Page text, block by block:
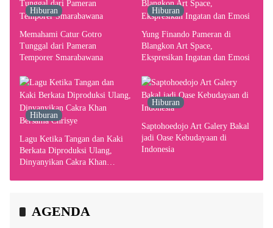
Hiburan
Memahami Catur Gotro
Tunggal dari Pameran
Temporer Smarabawana
Hiburan
Yung Finando Pameran di
Blangkon Art Space,
Ekspresikan Ingatan dan Emosi
Hiburan
Lagu Ketika Tangan dan Kaki
Berkata Diproduksi Ulang,
Dinyanyikan Cakra Khan
Hiburan
Saptohoedojo Art Galery Bakal
jadi Oase Kebudayaan di
Indonesia
AGENDA